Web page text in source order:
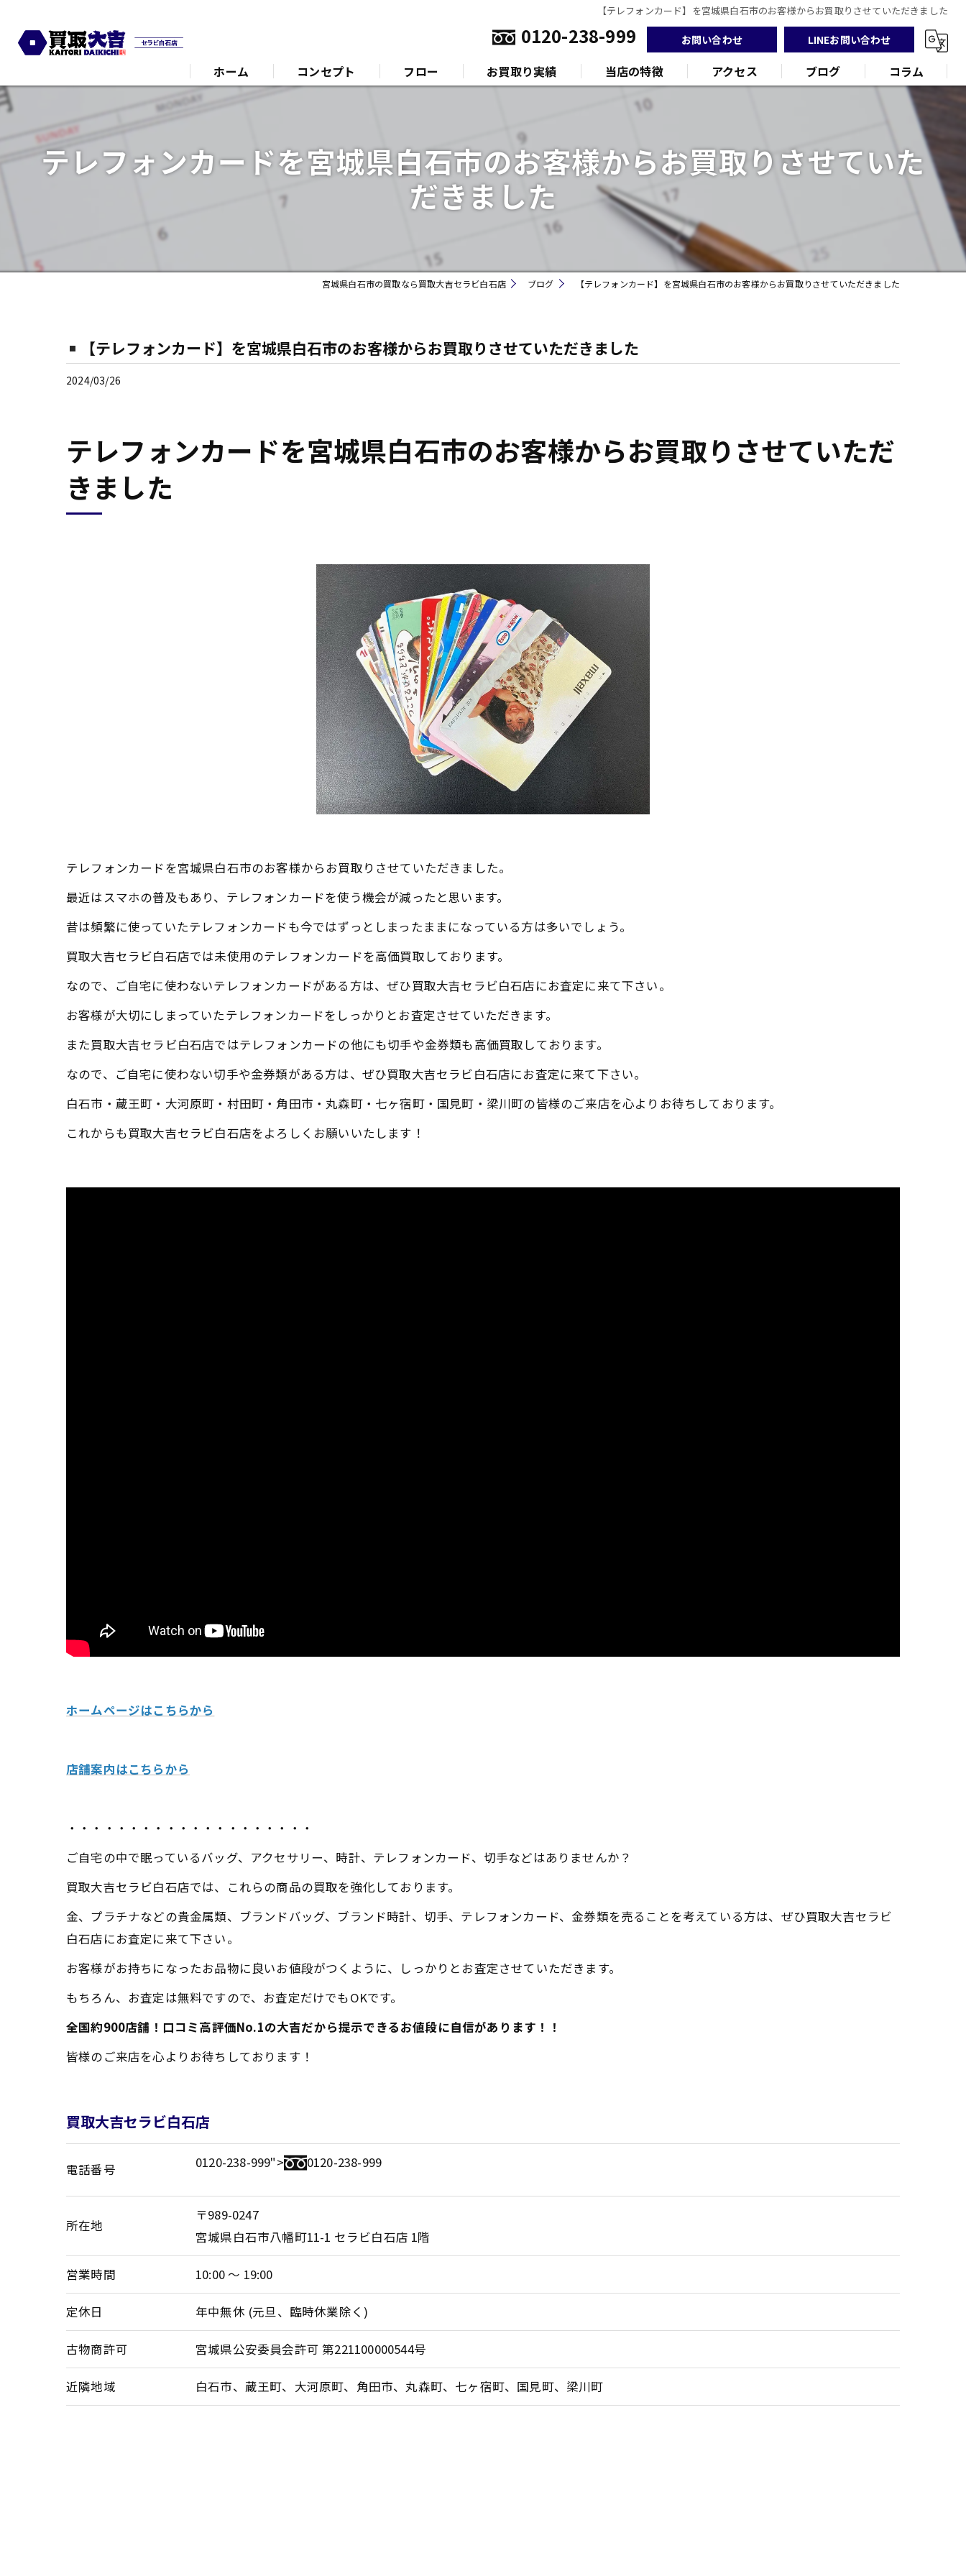
【テレフォンカード】を宮城県白石市のお客様からお買取りさせていただきました
0120-238-999 お問い合わせ LINEお問い合わせ
ホーム コンセプト フロー お買取り実績 当店の特徴
プラチナ
ダイヤモンド
ブランド品
時計
アクセス ブログ コラム
テレフォンカードを宮城県白石市のお客様からお買取りさせていた
だきました
宮城県白石市の買取なら買取大吉セラビ白石店 ブログ 【テレフォンカード】を宮城県白石市のお客様からお買取りさせていただきました
【テレフォンカード】を宮城県白石市のお客様からお買取りさせていただきました
2024/03/26
テレフォンカードを宮城県白石市のお客様からお買取りさせていただ
きました
テレフォンカードを宮城県白石市のお客様からお買取りさせていただきました。
最近はスマホの普及もあり、テレフォンカードを使う機会が減ったと思います。
昔は頻繁に使っていたテレフォンカードも今ではずっとしまったままになっている方は多いでしょう。
買取大吉セラビ白石店では未使用のテレフォンカードを高価買取しております。
なので、ご自宅に使わないテレフォンカードがある方は、ぜひ買取大吉セラビ白石店にお査定に来て下さい。
お客様が大切にしまっていたテレフォンカードをしっかりとお査定させていただきます。
また買取大吉セラビ白石店ではテレフォンカードの他にも切手や金券類も高価買取しております。
なので、ご自宅に使わない切手や金券類がある方は、ぜひ買取大吉セラビ白石店にお査定に来て下さい。
白石市・蔵王町・大河原町・村田町・角田市・丸森町・七ヶ宿町・国見町・梁川町の皆様のご来店を心よりお待ちしております。
これからも買取大吉セラビ白石店をよろしくお願いいたします！
ホームページはこちらから
店舗案内はこちらから
・・・・・・・・・・・・・・・・・・・・
ご自宅の中で眠っているバッグ、アクセサリー、時計、テレフォンカード、切手などはありませんか？
買取大吉セラビ白石店では、これらの商品の買取を強化しております。
金、プラチナなどの貴金属類、ブランドバッグ、ブランド時計、切手、テレフォンカード、金券類を売ることを考えている方は、ぜひ買取大吉セラビ
白石店にお査定に来て下さい。
お客様がお持ちになったお品物に良いお値段がつくように、しっかりとお査定させていただきます。
もちろん、お査定は無料ですので、お査定だけでもOKです。
全国約900店舗！口コミ高評価No.1の大吉だから提示できるお値段に自信があります！！
皆様のご来店を心よりお待ちしております！
買取大吉セラビ白石店
電話番号 0120-238-999"> 0120-238-999
所在地
〒989-0247
宮城県白石市八幡町11-1 セラビ白石店 1階
営業時間 10:00 ～ 19:00
定休日 年中無休 (元旦、臨時休業除く)
古物商許可 宮城県公安委員会許可 第221100000544号
近隣地域 白石市、蔵王町、大河原町、角田市、丸森町、七ヶ宿町、国見町、梁川町